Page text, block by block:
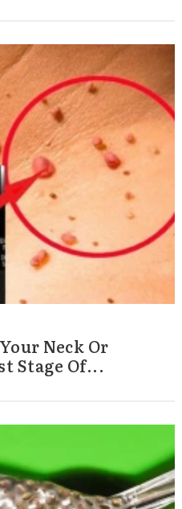
Neck Or
Stage Of...